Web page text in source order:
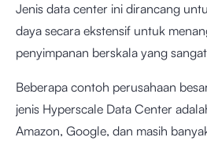
Jenis data center ini dirancang
daya secara ekstensif untuk
penyimpanan berskala yang
Beberapa contoh perusahaan
jenis Hyperscale Data Center
Amazon, Google, dan masih